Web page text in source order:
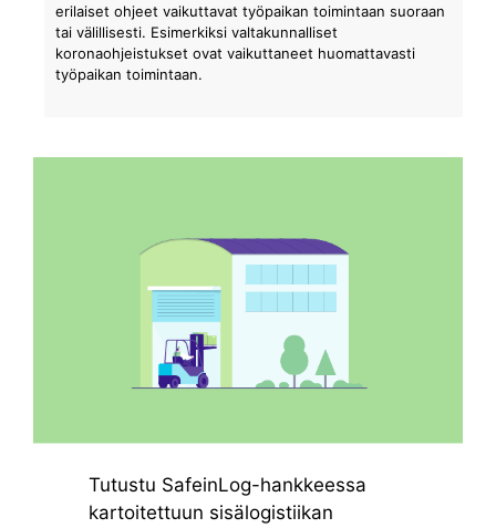
erilaiset ohjeet vaikuttavat työpaikan toimintaan suoraan
tai välillisesti. Esimerkiksi valtakunnalliset
koronaohjeistukset ovat vaikuttaneet huomattavasti
työpaikan toimintaan.
Tutustu SafeinLog-hankkeessa
kartoitettuun sisälogistiikan